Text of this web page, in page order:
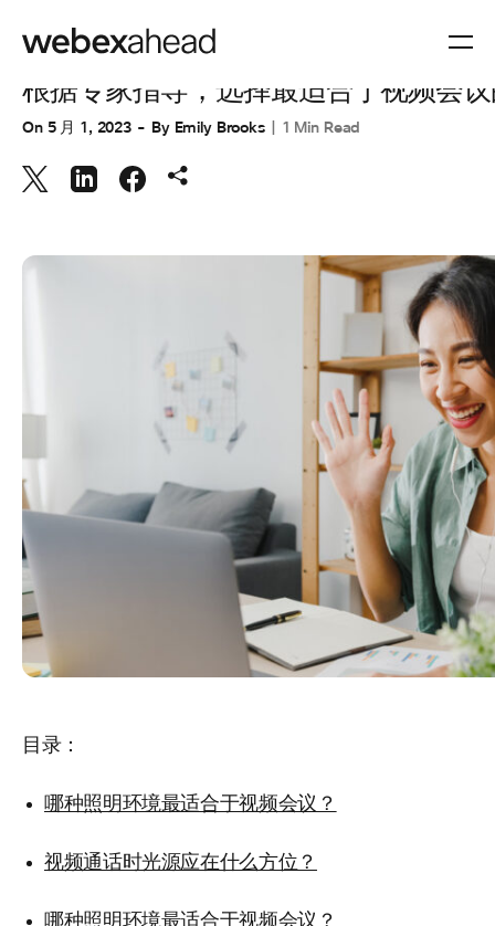
协作
根据专家指导，选择最适合于视频会
On 5 月 1, 2023 By Emily Brooks 1 Min Read
目录：
哪种照明环境最适合于视频会议？
视频通话时光源应在什么方位？